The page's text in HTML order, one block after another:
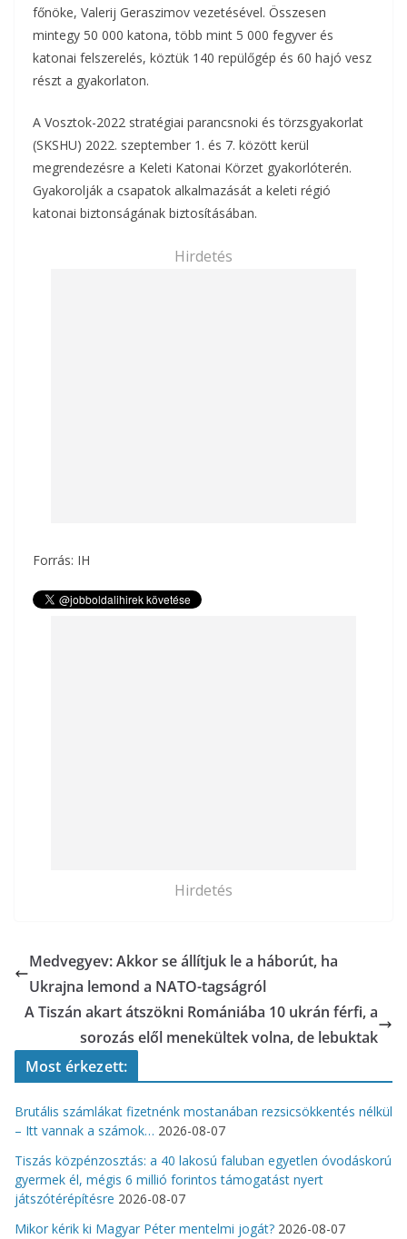
főnöke, Valerij Geraszimov vezetésével. Összesen
mintegy 50 000 katona, több mint 5 000 fegyver és
katonai felszerelés, köztük 140 repülőgép és 60 hajó vesz
részt a gyakorlaton.
A Vosztok-2022 stratégiai parancsnoki és törzsgyakorlat
(SKSHU) 2022. szeptember 1. és 7. között kerül
megrendezésre a Keleti Katonai Körzet gyakorlóterén.
Gyakorolják a csapatok alkalmazását a keleti régió
katonai biztonságának biztosításában.
Hirdetés
Forrás: IH
Hirdetés
Medvegyev: Akkor se állítjuk le a háborút, ha
Ukrajna lemond a NATO-tagságról
A Tiszán akart átszökni Romániába 10 ukrán férfi, a
sorozás elől menekültek volna, de lebuktak
Most érkezett:
Brutális számlákat fizetnénk mostanában rezsicsökkentés nélkül
– Itt vannak a számok… 2026-08-07
Tiszás közpénzosztás: a 40 lakosú faluban egyetlen óvodáskorú
gyermek él, mégis 6 millió forintos támogatást nyert
játszótérépítésre 2026-08-07
Mikor kérik ki Magyar Péter mentelmi jogát? 2026-08-07